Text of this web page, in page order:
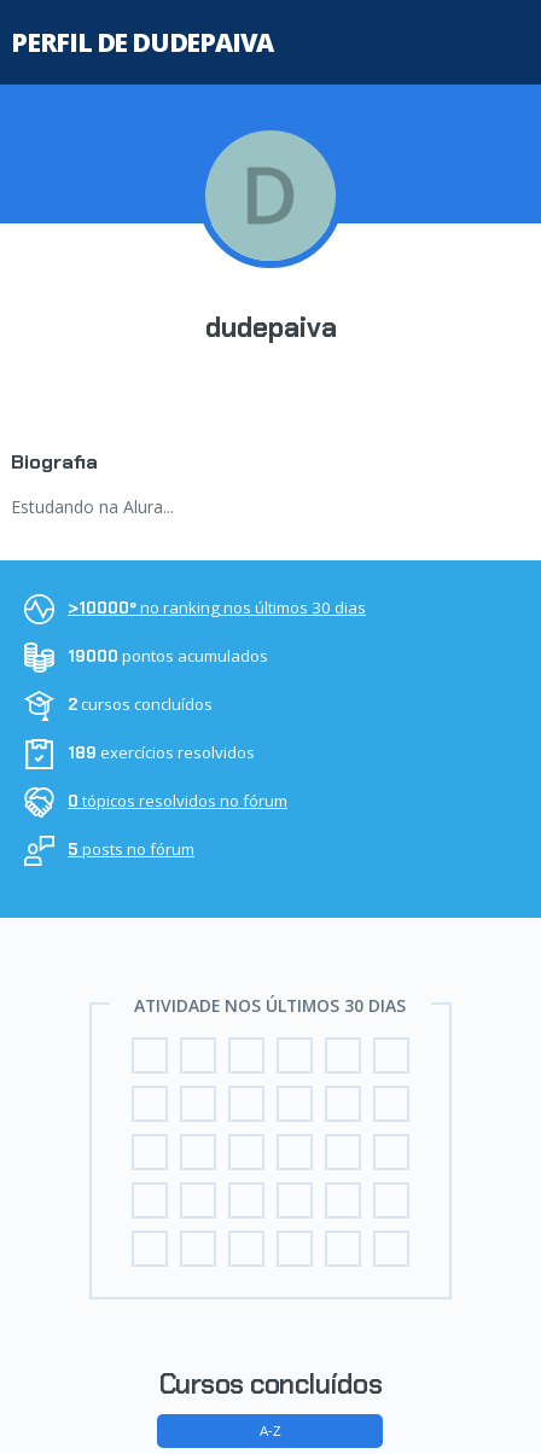
PERFIL DE DUDEPAIVA
dudepaiva
Biografia
Estudando na Alura...
>10000ºno ranking nos últimos 30 dias
19000 pontos acumulados
2cursos concluídos
189 exercícios resolvidos
0 tópicos resolvidos no fórum
5 posts no fórum
ATIVIDADE NOS ÚLTIMOS 30 DIAS
Cursos concluídos
A-Z